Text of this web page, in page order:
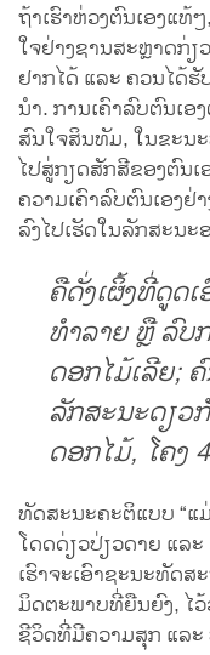
ຖ້າເຮົາຫ່ວງຕົນເອງແ
ໃຈຢ່າງຊານສະຫຼາດກ່
ຢາກໄດ້ ແລະ ຄວນໄດ້
ນຳ. ການເຄົາລົບຕົນເ
ສົນໃຈສິນທັມ, ໃນຂະນ
ໄປສູ່ກຽດສັກສີຂອງຕົນເ
ຄວາມເຄົາລົບຕົນເອງຢ່
ລົງໄປເຮັດໃນລັກສະນ
ຄືດັ່ງເຜິ້ງທີ່ດູດ
ທຳລາຍ ຫຼື ລົບ
ດອກໄມ້ເລີຍ;
ລັກສະນະດຽວ
ດອກໄມ້, ໂຄງ
ທັດສະນະຄະຕິແບບ “ແ
ໂດດດ່ຽວປ່ຽວດາຍ ແລ
ເຮົາຈະເອົາຊະນະທັດສ
ມິດຕະພາບທີ່ຍືນຍົງ, ໄ
ຊີວິດທີ່ມີຄວາມສຸກ ແລ